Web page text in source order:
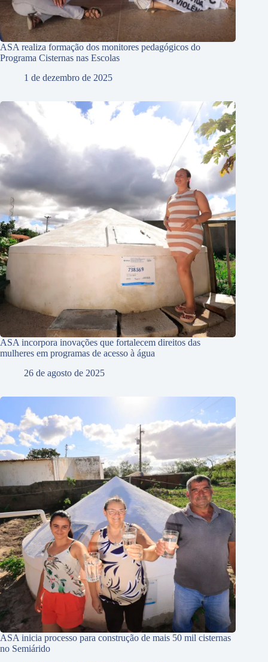
ASA realiza formação dos monitores pedagógicos do
Programa Cisternas nas Escolas
1 de dezembro de 2025
ASA incorpora inovações que fortalecem direitos das
mulheres em programas de acesso à água
26 de agosto de 2025
ASA inicia processo para construção de mais 50 mil cisternas
no Semiárido